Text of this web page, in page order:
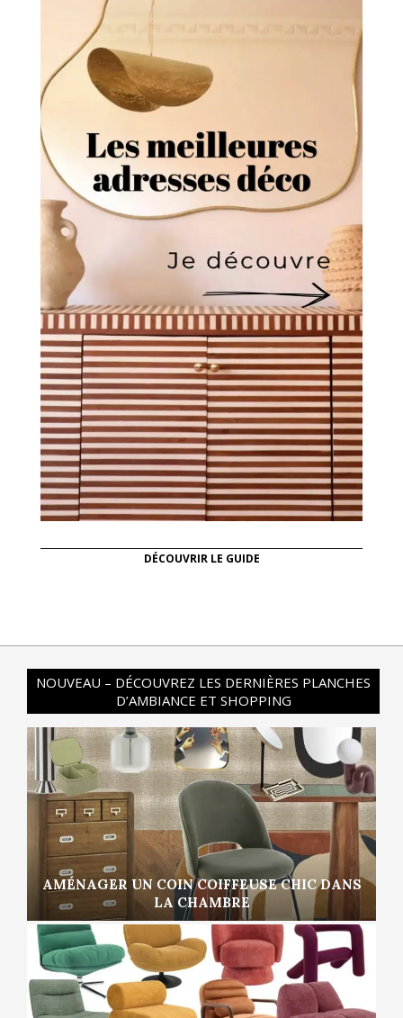
DÉCOUVRIR LE GUIDE
NOUVEAU – DÉCOUVREZ LES DERNIÈRES PLANCHES
D’AMBIANCE ET SHOPPING
AMÉNAGER UN COIN COIFFEUSE CHIC DANS
LA CHAMBRE